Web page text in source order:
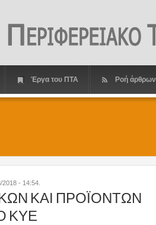
Έργα του ΠΤΑ Ροή άρθρων
2018 - 14:54
ΚΑΙ ΠΡΟΪΟΝΤΩΝ
ΚΥΕ